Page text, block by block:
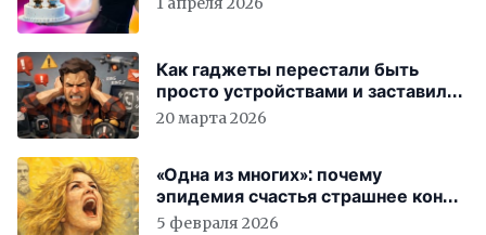
Как гаджеты перестали быть
просто устройствами и заставили
вас бесплатно работать
20 марта 2026
«Одна из многих»: почему
эпидемия счастья страшнее конца
света
5 февраля 2026